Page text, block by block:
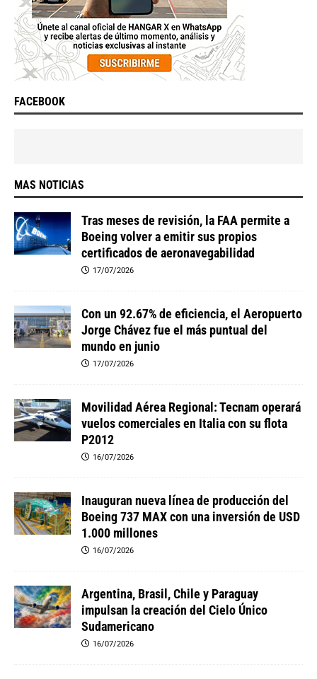
FACEBOOK
MAS NOTICIAS
Tras meses de revisión, la FAA permite a
Boeing volver a emitir sus propios
certificados de aeronavegabilidad
17/07/2026
Con un 92.67% de eficiencia, el Aeropuerto
Jorge Chávez fue el más puntual del
mundo en junio
17/07/2026
Movilidad Aérea Regional: Tecnam operará
vuelos comerciales en Italia con su flota
P2012
16/07/2026
Inauguran nueva línea de producción del
Boeing 737 MAX con una inversión de USD
1.000 millones
16/07/2026
Argentina, Brasil, Chile y Paraguay
impulsan la creación del Cielo Único
Sudamericano
16/07/2026